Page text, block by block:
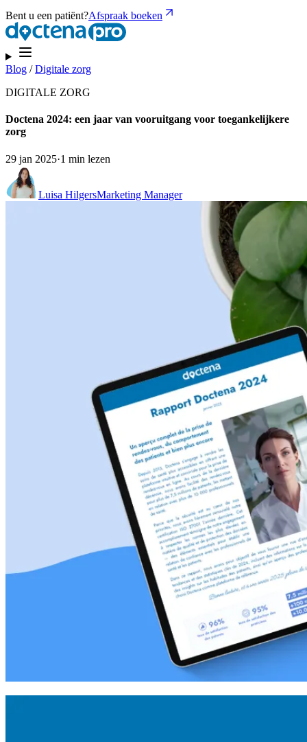
Bent u een patiënt?Afspraak boeken
Blog /Digitale zorg
DIGITALE ZORG
Doctena 2024: een jaar van vooruitgang voor toegankelijkere
zorg
29 jan 2025·1 min lezen
Luisa HilgersMarketing Manager